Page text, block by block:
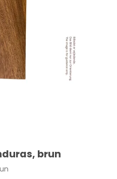
brun